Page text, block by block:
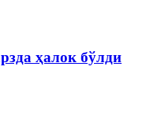
ҳалок бўлди